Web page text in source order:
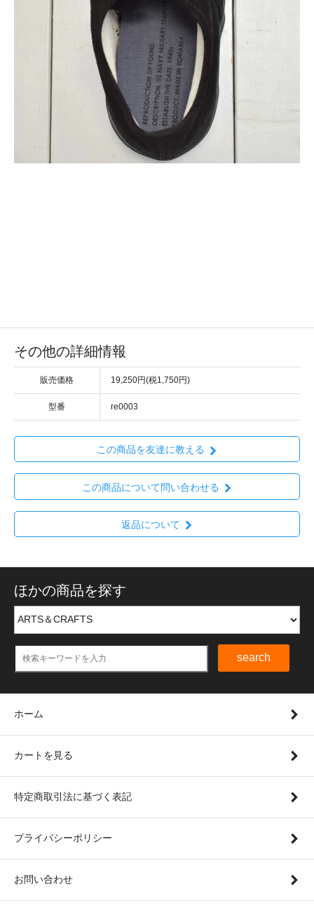
その他の詳細情報
販売価格 19,250円(税1,750円)
型番 re0003
この商品を友達に教える
この商品について問い合わせる
返品について
ほかの商品を探す
search
ホーム
カートを見る
特定商取引法に基づく表記
プライバシーポリシー
お問い合わせ